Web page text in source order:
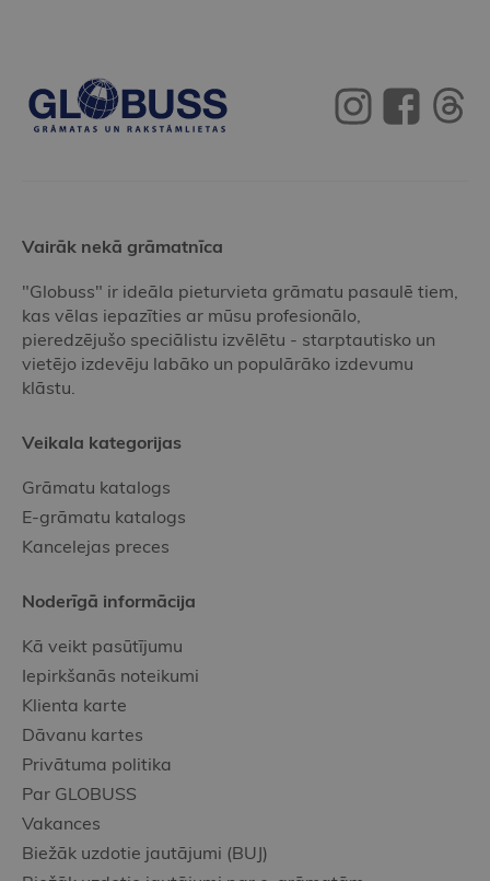
Vairāk nekā grāmatnīca
"Globuss" ir ideāla pieturvieta grāmatu pasaulē tiem,
kas vēlas iepazīties ar mūsu profesionālo,
pieredzējušo speciālistu izvēlētu - starptautisko un
vietējo izdevēju labāko un populārāko izdevumu
klāstu.
Veikala kategorijas
Grāmatu katalogs
E-grāmatu katalogs
Kancelejas preces
Noderīgā informācija
Kā veikt pasūtījumu
Iepirkšanās noteikumi
Klienta karte
Dāvanu kartes
Privātuma politika
Par GLOBUSS
Vakances
Biežāk uzdotie jautājumi (BUJ)